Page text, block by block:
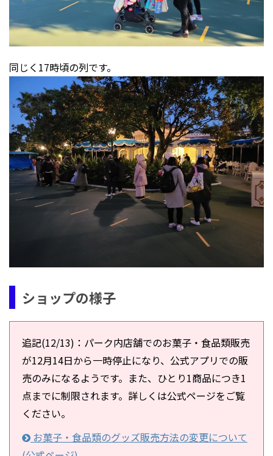
同じく17時頃の列です。
ショップの様子
追記(12/13)：パーク内店舗でのお菓子・食品類販売
が12月14日から一時停止になり、公式アプリでの販
売のみになるようです。また、ひとり1商品につき1
点までに制限されます。詳しくは公式ページをご覧
ください。
お菓子・食品類のグッズ販売方法の変更について